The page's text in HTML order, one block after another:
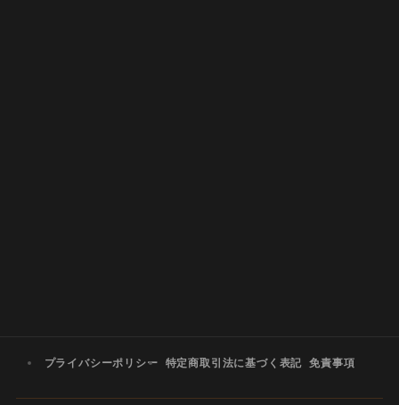
プライバシーポリシー 特定商取引法に基づく表記 免責事項